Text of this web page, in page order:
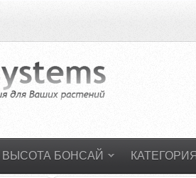
ВЫСОТА БОНСАЙ